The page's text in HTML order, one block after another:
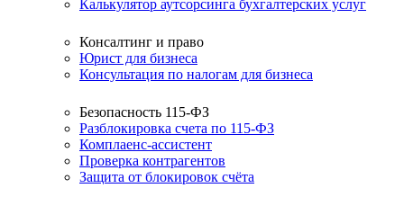
Калькулятор аутсорсинга бухгалтерских услуг
Консалтинг и право
Юрист для бизнеса
Консультация по налогам для бизнеса
Безопасность 115-ФЗ
Разблокировка счета по 115-ФЗ
Комплаенс-ассистент
Проверка контрагентов
Защита от блокировок счёта